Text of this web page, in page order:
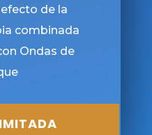
de la
combinada
Ondas de